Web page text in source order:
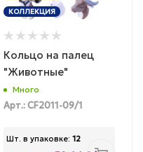
КОЛЛЕКЦИЯ
Кольцо на палец
"Животные"
Много
Арт.: CF2011-09/1
Шт. в упаковке: 12